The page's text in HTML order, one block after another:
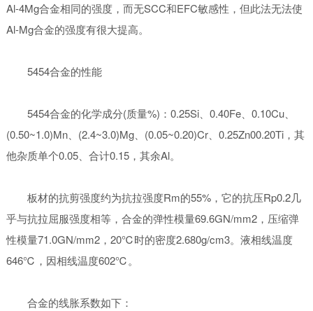
Al-4Mg合金相同的强度，而无SCC和EFC敏感性，但此法无法使
Al-Mg合金的强度有很大提高。
5454合金的性能
5454合金的化学成分(质量%)：0.25Si、0.40Fe、0.10Cu、
(0.50~1.0)Mn、(2.4~3.0)Mg、(0.05~0.20)Cr、0.25Zn00.20Ti，其
他杂质单个0.05、合计0.15，其余Al。
板材的抗剪强度约为抗拉强度Rm的55%，它的抗压Rp0.2几
乎与抗拉屈服强度相等，合金的弹性模量69.6GN/mm2，压缩弹
性模量71.0GN/mm2，20℃时的密度2.680g/cm3。液相线温度
646℃，因相线温度602℃。
合金的线胀系数如下：